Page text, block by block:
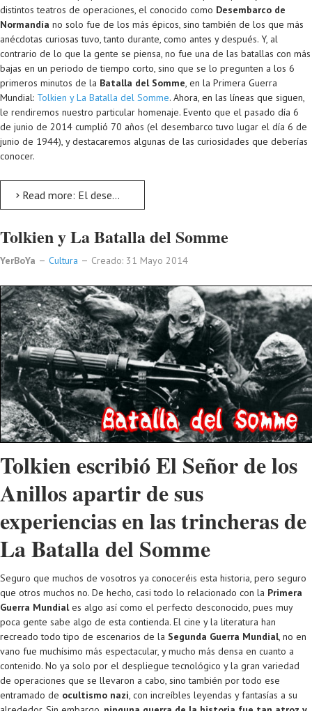
distintos teatros de operaciones, el conocido como Desembarco de
Normandía no solo fue de los más épicos, sino también de los que más
anécdotas curiosas tuvo, tanto durante, como antes y después. Y, al
contrario de lo que la gente se piensa, no fue una de las batallas con más
bajas en un periodo de tiempo corto, sino que se lo pregunten a los 6
primeros minutos de la Batalla del Somme, en la Primera Guerra
Mundial: Tolkien y La Batalla del Somme. Ahora, en las líneas que siguen,
le rendiremos nuestro particular homenaje. Evento que el pasado día 6
de junio de 2014 cumplió 70 años (el desembarco tuvo lugar el día 6 de
junio de 1944), y destacaremos algunas de las curiosidades que deberías
conocer.
Read more: El desembarco de Normandía. 70 aniversario
Tolkien y La Batalla del Somme
YerBoYa Cultura Creado: 31 Mayo 2014
Tolkien escribió El Señor de los
Anillos apartir de sus
experiencias en las trincheras de
La Batalla del Somme
Seguro que muchos de vosotros ya conoceréis esta historia, pero seguro
que otros muchos no. De hecho, casi todo lo relacionado con la Primera
Guerra Mundiales algo así como el perfecto desconocido, pues muy
poca gente sabe algo de esta contienda. El cine y la literatura han
recreado todo tipo de escenarios de la Segunda Guerra Mundial, no en
vano fue muchísimo más espectacular, y mucho más densa en cuanto a
contenido. No ya solo por el despliegue tecnológico y la gran variedad
de operaciones que se llevaron a cabo, sino también por todo ese
entramado de ocultismo nazi, con increíbles leyendas y fantasías a su